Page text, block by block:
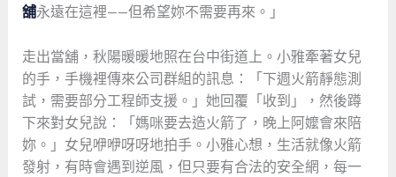
舖永遠在這裡——但希望妳不需要再來。」
走出當舖，秋陽暖暖地照在台中街道上。小雅牽著女兒
的手，手機裡傳來公司群組的訊息：「下週火箭靜態測
試，需要部分工程師支援。」她回覆「收到」，然後蹲
下來對女兒說：「媽咪要去造火箭了，晚上阿嬤會來陪
妳。」女兒咿咿呀呀地拍手。小雅心想，生活就像火箭
發射，有時會遇到逆風，但只要有合法的安全網，每一